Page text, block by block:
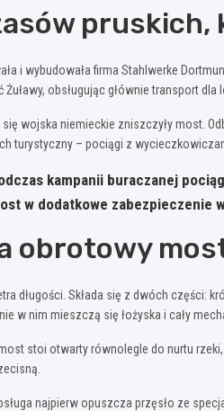
i wybudowała firma Stahlwerke
Żuławy, obsługując głównie transport
wojska niemieckie zniszczyły most.
turystyczny – pociągi z
kampanii buraczanej
w dodatkowe zabezpieczenie
obrotowy
długości. Składa się z dwóch części:
w nim mieszczą się łożyska i cały
stoi otwarty równolegle do nurtu
najpierw opuszcza przęsło ze